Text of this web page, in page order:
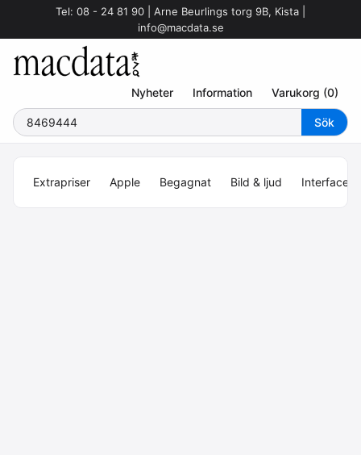
Tel: 08 - 24 81 90 | Arne Beurlings torg 9B, Kista |
info@macdata.se
Nyheter Information Varukorg (0)
Extrapriser Apple Begagnat Bild & ljud Interface